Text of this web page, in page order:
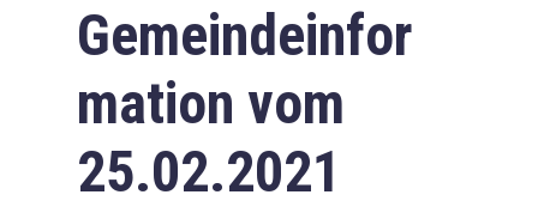
Downloads
Impressum
Datenschutzerklärung
Gemeindeinfor
mation vom
25.02.2021